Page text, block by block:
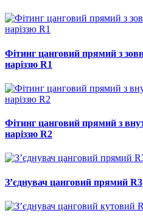
Фітинг цанговий прямий з
наріззю R1
Фітинг цанговий прямий з
наріззю R2
З’єднувач цанговий прямий R3